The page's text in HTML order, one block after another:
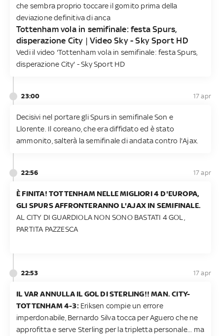
che sembra proprio toccare il gomito prima della
deviazione definitiva di anca
Tottenham vola in semifinale: festa Spurs,
disperazione City | Video Sky - Sky Sport HD
Vedi il video 'Tottenham vola in semifinale: festa Spurs,
disperazione City' - Sky Sport HD
23:00 17 apr
Decisivi nel portare gli Spurs in semifinale Son e
Llorente. Il coreano, che era diffidato ed è stato
ammonito, salterà la semifinale di andata contro l'Ajax.
22:56 17 apr
È FINITA! TOTTENHAM NELLE MIGLIORI 4 D'EUROPA,
GLI SPURS AFFRONTERANNO L'AJAX IN SEMIFINALE.
AL CITY DI GUARDIOLA NON SONO BASTATI 4 GOL,
PARTITA PAZZESCA
22:53 17 apr
IL VAR ANNULLA IL GOL DI STERLING!! MAN. CITY-
TOTTENHAM 4-3: Eriksen compie un errore
imperdonabile, Bernardo Silva tocca per Aguero che ne
approfitta e serve Sterling per la tripletta personale... ma